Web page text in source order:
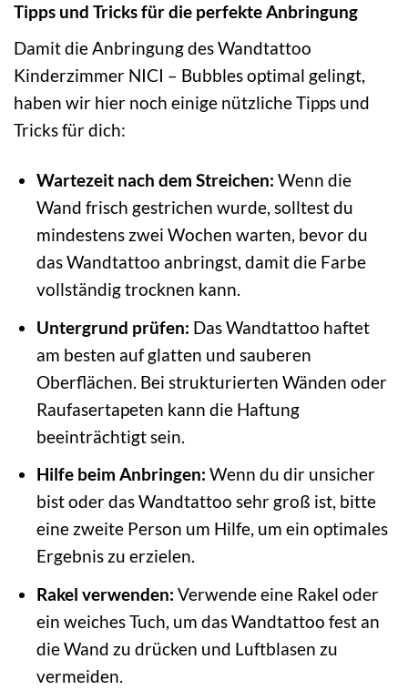
Tipps und Tricks für die perfekte Anbringung
Damit die Anbringung des Wandtattoo
Kinderzimmer NICI – Bubbles optimal gelingt,
haben wir hier noch einige nützliche Tipps und
Tricks für dich:
Wartezeit nach dem Streichen: Wenn die
Wand frisch gestrichen wurde, solltest du
mindestens zwei Wochen warten, bevor du
das Wandtattoo anbringst, damit die Farbe
vollständig trocknen kann.
Untergrund prüfen: Das Wandtattoo haftet
am besten auf glatten und sauberen
Oberflächen. Bei strukturierten Wänden oder
Raufasertapeten kann die Haftung
beeinträchtigt sein.
Hilfe beim Anbringen: Wenn du dir unsicher
bist oder das Wandtattoo sehr groß ist, bitte
eine zweite Person um Hilfe, um ein optimales
Ergebnis zu erzielen.
Rakel verwenden: Verwende eine Rakel oder
ein weiches Tuch, um das Wandtattoo fest an
die Wand zu drücken und Luftblasen zu
vermeiden.